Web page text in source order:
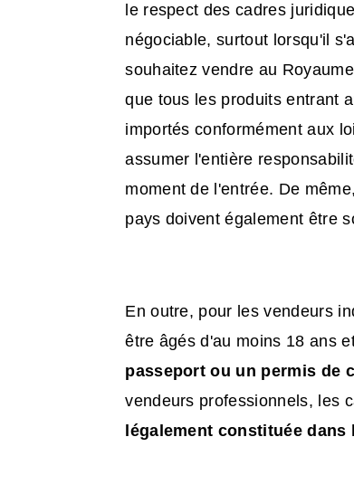
le respect des cadres
négociable, surtout lorsqu'il
souhaitez vendre au
que tous les produits entrant
importés conformément aux
assumer l'entière
moment de l'entrée. De
pays doivent également être
En outre, pour les vendeurs
être âgés d'au moins 18 ans
passeport ou un permis de
vendeurs professionnels, les
légalement constituée